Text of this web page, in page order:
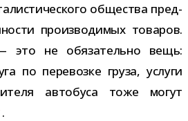
обще­ства пред­
про­из­во­ди­мых това­ров.
не обя­за­тельно вещь:
по пере­возке груза, услуги
авто­буса тоже могут